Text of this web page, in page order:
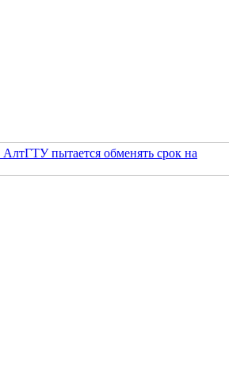
пытается обменять срок на